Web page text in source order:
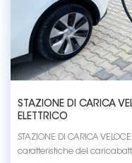
STAZIONE DI CARICA
ELETTRICO
STAZIONE DI CARICA
caratteristiche del